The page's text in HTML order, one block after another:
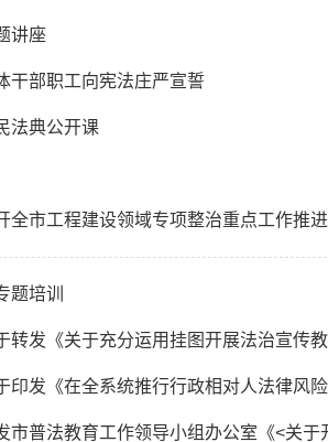
讲座
干部职工向宪法庄严宣誓
法典公开课
全市工程建设领域专项整治重点工作推
培训
转发《关于充分运用挂图开展法治宣传
印发《在全系统推行行政相对人法律风
市普法教育工作领导小组办公室《<关